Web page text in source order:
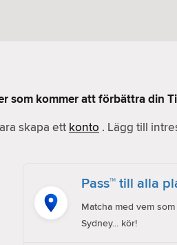
som kommer att förbättra din
skapa ett konto . Lägg till
Pass™ till alla
Matcha med vem
Sydney... kör!